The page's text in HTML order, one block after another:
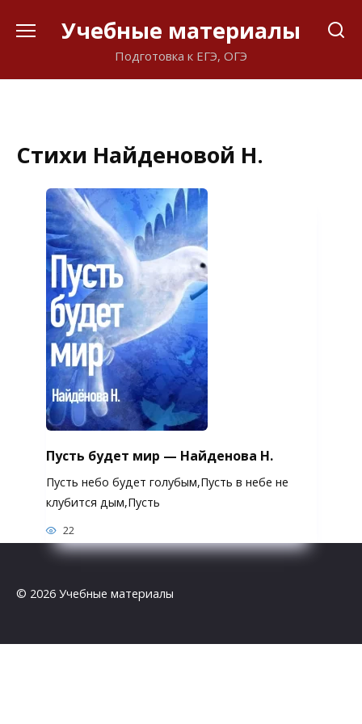
Учебные материалы
Подготовка к ЕГЭ, ОГЭ
Стихи Найденовой Н.
Пусть будет мир — Найденова Н.
Пусть небо будет голубым,Пусть в небе не
клубится дым,Пусть
22
© 2026 Учебные материалы